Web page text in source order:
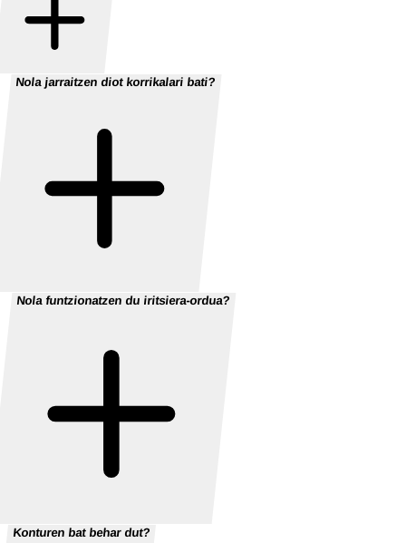
Nola jarraitzen diot korrikalari bati?
Nola funtzionatzen du iritsiera-ordua?
Konturen bat behar dut?